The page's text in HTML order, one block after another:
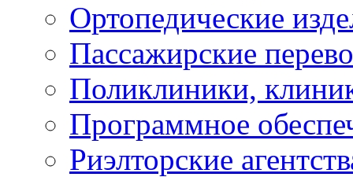
Ортопедические
Пассажирские
Поликлиники,
Программное
Риэлторские